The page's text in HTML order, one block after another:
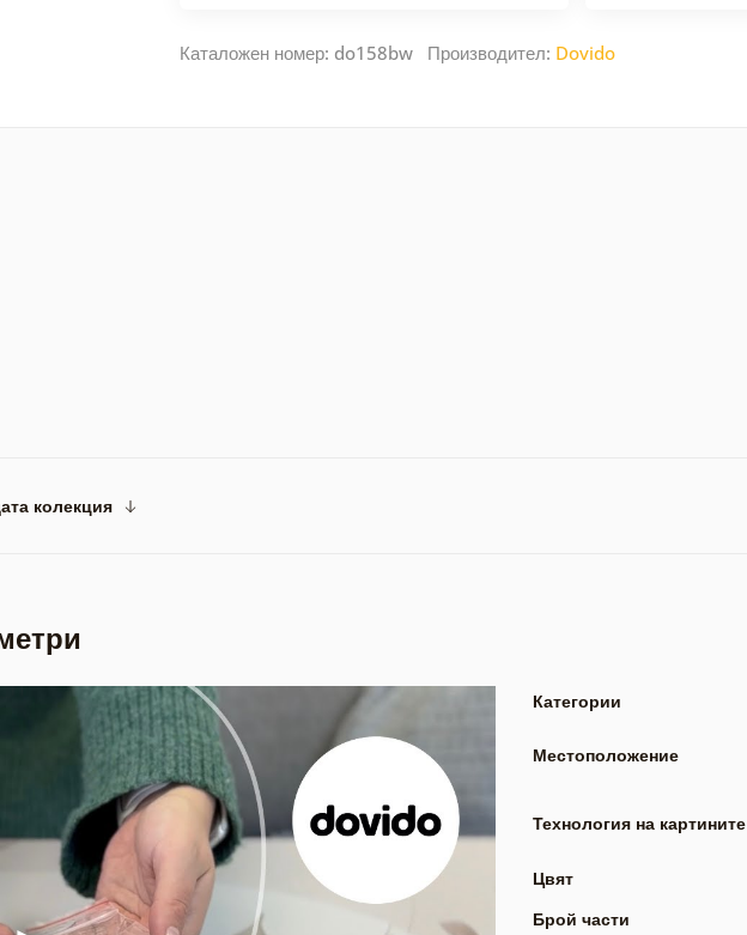
Каталожен номер: do158bw Производител: Dovido
колекция
Категории
Местоположение
Технология на картините
Цвят
Брой части